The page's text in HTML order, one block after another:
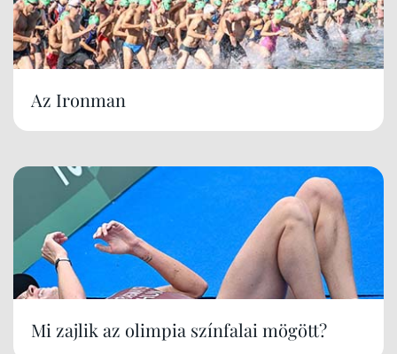
Az Ironman
Mi zajlik az olimpia színfalai mögött?